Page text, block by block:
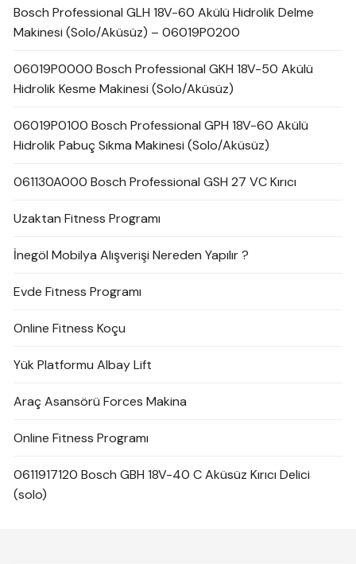
Bosch Professional GLH 18V-60 Akülü Hidrolik Delme
Makinesi (Solo/Aküsüz) – 06019P0200
06019P0000 Bosch Professional GKH 18V-50 Akülü
Hidrolik Kesme Makinesi (Solo/Aküsüz)
06019P0100 Bosch Professional GPH 18V-60 Akülü
Hidrolik Pabuç Sıkma Makinesi (Solo/Aküsüz)
061130A000 Bosch Professional GSH 27 VC Kırıcı
Uzaktan Fitness Programı
İnegöl Mobilya Alışverişi Nereden Yapılır ?
Evde Fitness Programı
Online Fitness Koçu
Yük Platformu Albay Lift
Araç Asansörü Forces Makina
Online Fitness Programı
0611917120 Bosch GBH 18V-40 C Aküsüz Kırıcı Delici
(solo)